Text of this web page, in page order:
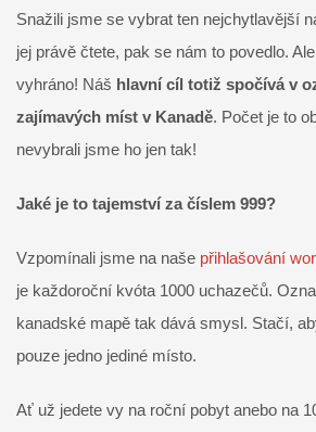
Snažili jsme se vybrat ten nejchytlavější
jej právě čtete, pak se nám to povedlo.
vyhráno! Náš hlavní cíl totiž spočívá v
zajímavých míst v Kanadě. Počet je to
nevybrali jsme ho jen tak!
Jaké je to tajemství za číslem 999?
Vzpomínali jsme na naše přihlašování
je každoroční kvóta 1000 uchazečů.
kanadské mapě tak dává smysl. Stačí,
pouze jedno jediné místo.
Ať už jedete vy na roční pobyt anebo na